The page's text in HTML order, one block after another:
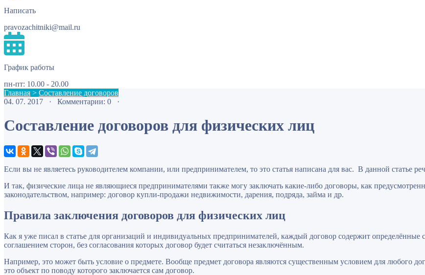
Написать
pravozachitniki@mail.ru
График работы
пн-пт: 10.00 - 20.00
Главная > Составление договоров
04. 07. 2017 · Комментарии: 0 ·
Составление договоров для физических лиц
Если вы не являетесь руководителем компании, или предпринимателем, то это статья написана для вас. В данной статье
И так, физические лица не являющиеся предпринимателями также могу заключать какие-либо договоры, как
законодательством, например: договор купли-продажи недвижимости, дарения, подряда, займа и др.
Правила заключения договоров для физических лиц
Как я уже писал в статье для организаций и индивидуальных предпринимателей, каждый договор содержит определённые
соглашением сторон, без согласования которых договор будет считаться незаключённым.
Например, это может быть условие о предмете. Вообще предмет договора являются существенным условием для любого
это объект по поводу которого заключается сам договор.